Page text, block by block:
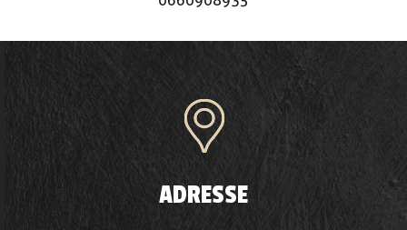
ADRESSE